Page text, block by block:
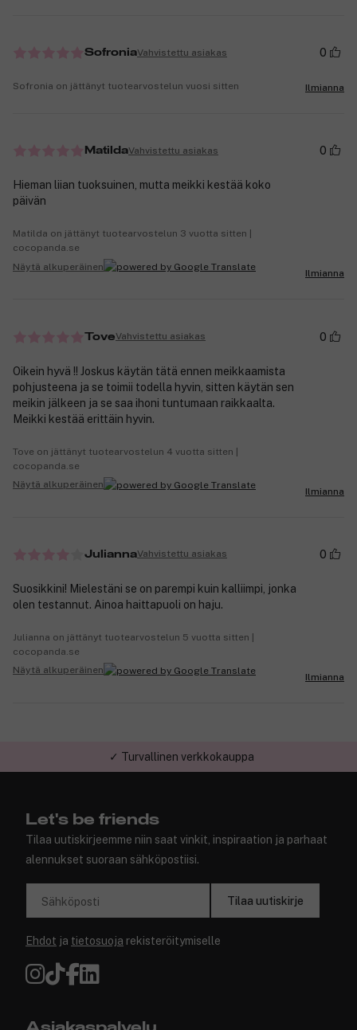
SofroniaVahvistettu asiakas 0
Sofronia on jättänyt tuotearvostelun vuosi sitten Ilmianna
MatildaVahvistettu asiakas 0
Hieman liian tuoksuinen, mutta meikki kestää koko
päivän
Matilda on jättänyt tuotearvostelun 3 vuotta sitten |
cocopanda.se
Näytä alkuperäinen
Ilmianna
ToveVahvistettu asiakas 0
Oikein hyvä !! Joskus käytän tätä ennen meikkaamista
pohjusteena ja se toimii todella hyvin, sitten käytän sen
meikin jälkeen ja se saa ihoni tuntumaan raikkaalta.
Meikki kestää erittäin hyvin.
Tove on jättänyt tuotearvostelun 4 vuotta sitten |
cocopanda.se
Näytä alkuperäinen
Ilmianna
JuliannaVahvistettu asiakas 0
Suosikkini! Mielestäni se on parempi kuin kalliimpi, jonka
olen testannut. Ainoa haittapuoli on haju.
Julianna on jättänyt tuotearvostelun 5 vuotta sitten |
cocopanda.se
Näytä alkuperäinen
Ilmianna
✓ Turvallinen verkkokauppa
Let's be friends
Tilaa uutiskirjeemme niin saat vinkit, inspiraation ja parhaat
alennukset suoraan sähköpostiisi.
Sähköposti Tilaa uutiskirje
Ehdot ja tietosuoja rekisteröitymiselle